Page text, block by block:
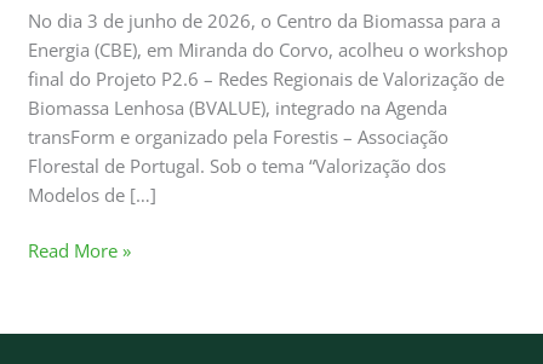
No dia 3 de junho de 2026, o Centro da Biomassa para a
Energia (CBE), em Miranda do Corvo, acolheu o workshop
final do Projeto P2.6 – Redes Regionais de Valorização de
Biomassa Lenhosa (BVALUE), integrado na Agenda
transForm e organizado pela Forestis – Associação
Florestal de Portugal. Sob o tema “Valorização dos
Modelos de […]
Read More »